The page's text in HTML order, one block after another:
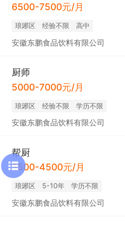
6500-7500元/月
琅琊区 经验不限 高中
安徽东鹏食品饮料有限公司
厨师
5000-7000元/月
琅琊区 经验不限 学历不限
安徽东鹏食品饮料有限公司
帮厨
3500-4500元/月
琅琊区 5-10年 学历不限
安徽东鹏食品饮料有限公司